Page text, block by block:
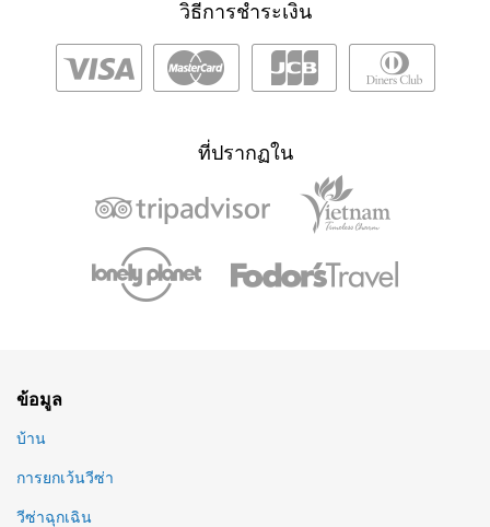
วิธีการชำระเงิน
ที่ปรากฏใน
ข้อมูล
บ้าน
การยกเว้นวีซ่า
วีซ่าฉุกเฉิน